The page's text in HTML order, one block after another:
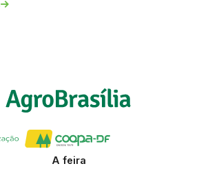
A feira